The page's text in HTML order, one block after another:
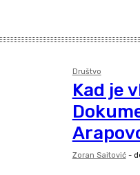
Društvo
Kad je
Zoran Saitović -